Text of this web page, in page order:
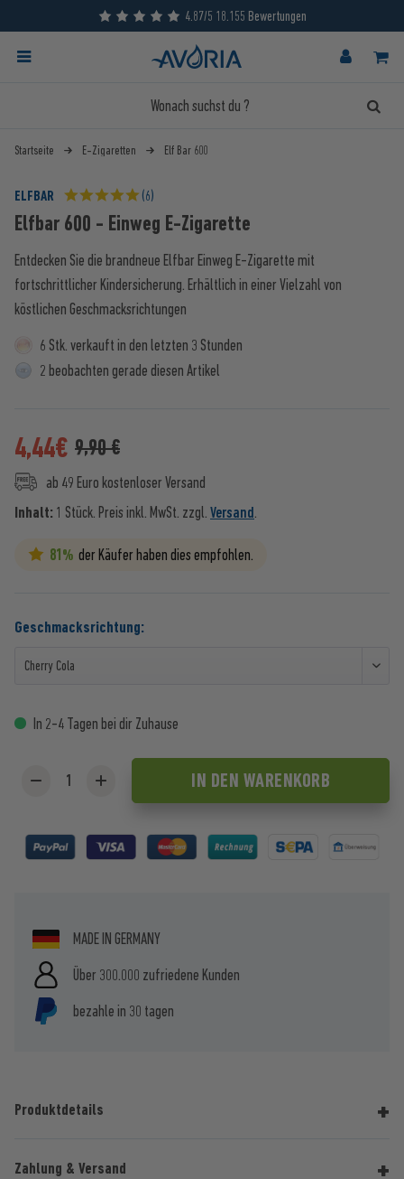
4.87/5 18.155 Bewertungen
Startseite E-Zigaretten Elf Bar 600
ELFBAR (6)
Elfbar 600 - Einweg E-Zigarette
Entdecken Sie die brandneue Elfbar Einweg E-Zigarette mit
fortschrittlicher Kindersicherung. Erhältlich in einer Vielzahl von
köstlichen Geschmacksrichtungen
6 Stk. verkauft in den letzten 3 Stunden
2 beobachten gerade diesen Artikel
4,44€ 9,90 €
ab 49 Euro kostenloser Versand
Inhalt: 1 Stück. Preis inkl. MwSt. zzgl. Versand.
81% der Käufer haben dies empfohlen.
Geschmacksrichtung:
In 2-4 Tagen bei dir Zuhause
IN DEN WARENKORB
MADE IN GERMANY
Über 300.000 zufriedene Kunden
bezahle in 30 tagen
Produktdetails
Zahlung & Versand